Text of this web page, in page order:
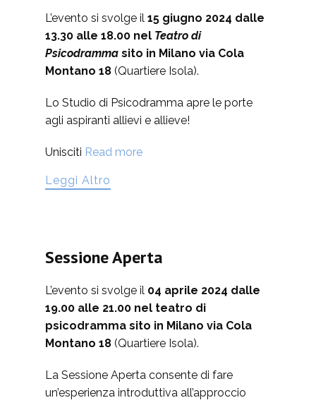
L’evento si svolge il 15 giugno 2024 dalle
13.30 alle 18.00 nel Teatro di
Psicodramma sito in Milano via Cola
Montano 18 (Quartiere Isola).
Lo Studio di Psicodramma apre le porte
agli aspiranti allievi e allieve!
Unisciti Read more
Leggi Altro
Sessione Aperta
L’evento si svolge il 04 aprile 2024 dalle
19.00 alle 21.00 nel teatro di
psicodramma sito in Milano via Cola
Montano 18 (Quartiere Isola).
La Sessione Aperta consente di fare
un’esperienza introduttiva all’approccio